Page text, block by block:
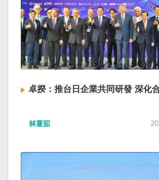
卓揆：推台日企業共同研發 深化
林薏茹